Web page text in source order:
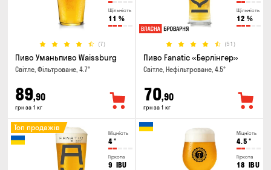
Щільність
11 %
(7)
Пиво Уманьпиво Waissburg
Світле, Фільтроване, 4.7°
89,90
грн за 1 кг
Щільність
12 %
(51)
Пиво Fanatic «Берлінгер»
Світле, Нефільтроване, 4.5°
70,90
грн за 1 кг
Міцність
4°
Гіркота
9 IBU
Топ продажів
Міцність
4.5 °
Гіркота
18 IBU